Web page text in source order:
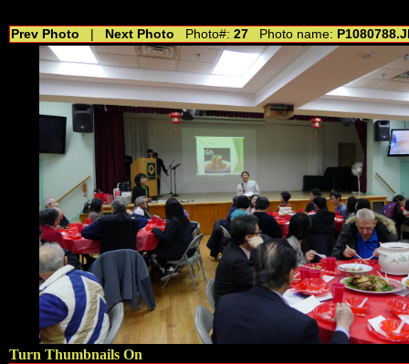
Prev Photo Next Photo Photo#: 27 Photo name:
Turn Thumbnails On